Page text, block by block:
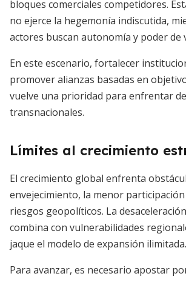
bloques comerciales competidores.
no ejerce la hegemonía indiscutida,
actores buscan autonomía y poder de
En este escenario, fortalecer
promover alianzas basadas en
vuelve una prioridad para enfrentar
transnacionales.
Límites al crecimiento
El crecimiento global enfrenta
envejecimiento, la menor
riesgos geopolíticos. La
combina con vulnerabilidades
jaque el modelo de expansión ilimitada.
Para avanzar, es necesario apostar